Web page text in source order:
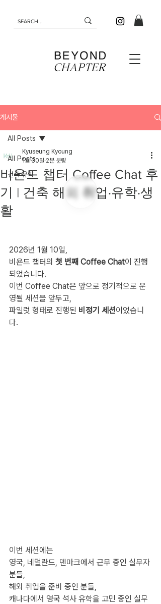
게시물
All Posts
건축 유학
All Posts
비욘드 챕터 Coffee Chat 후
기 | 건축 해외 취업·유학·생
활
Kyuseung Kyoung
1월 30일 2분 분량
2026년 1월 10일,
비욘드 챕터의 첫 번째 Coffee Chat이 진행
되었습니다.
이번 Coffee Chat은 앞으로 정기적으로 운
영될 세션을 앞두고,
파일럿 형태로 진행된 비정기 세션이었습니
다.
이번 세션에는
영국, 네덜란드, 덴마크에서 근무 중인 실무자
분들,
해외 취업을 준비 중인 분들,
캐나다에서 영국 석사 유학을 고민 중인 실무